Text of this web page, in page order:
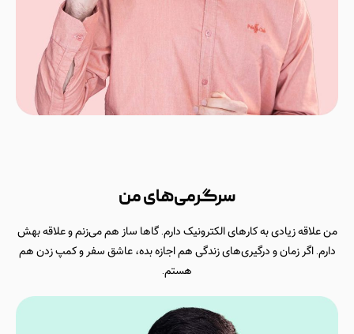
سرگرمی‌های من
من علاقه زیادی به کارهای الکترونیک دارم. گاها ساز هم می‌زنم و علاقه بهش
دارم. اگر زمان و درگیری‌های زندگی هم اجازه بده، عاشق سفر و کمپ زدن هم
هستم.